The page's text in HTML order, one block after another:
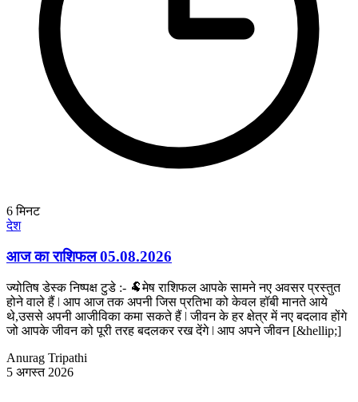
6मिनट
देश
आज का राशिफल 05.08.2026
ज्योतिष डेस्क निष्पक्ष टुडे :- 🐏मेष राशिफल आपके सामने नए अवसर प्रस्तुत
होने वाले हैं ǀ आप आज तक अपनी जिस प्रतिभा को केवल हॉबी मानते आये
थे,उससे अपनी आजीविका कमा सकते हैं ǀ जीवन के हर क्षेत्र में नए बदलाव होंगे
जो आपके जीवन को पूरी तरह बदलकर रख देंगे ǀ आप अपने जीवन [&hellip;]
Anurag Tripathi
5 अगस्त 2026